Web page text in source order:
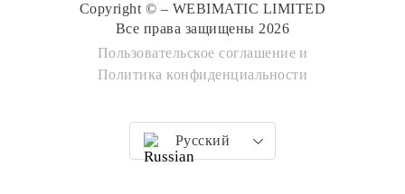
Copyright © – WEBIMATIC LIMITED
Все права защищены 2026
Пользовательское соглашение и
Политика конфиденциальности
Русский